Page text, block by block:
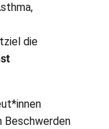
die
Beschwerden